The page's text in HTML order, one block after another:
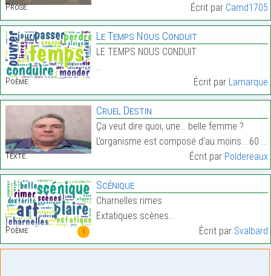
Prose:
Écrit par Camd1705
Poème:
Le Temps Nous Conduit
LE TEMPS NOUS CONDUIT
…
Écrit par Lamarque
Texte:
Cruel Destin
Ça veut dire quoi, une… belle femme ?
L’organisme est composé d’au moins… 60 % d’eau !…
Écrit par Poldereaux
1
Poème:
Scénique
Charnelles rimes
Extatiques scènes…
Écrit par Svalbard